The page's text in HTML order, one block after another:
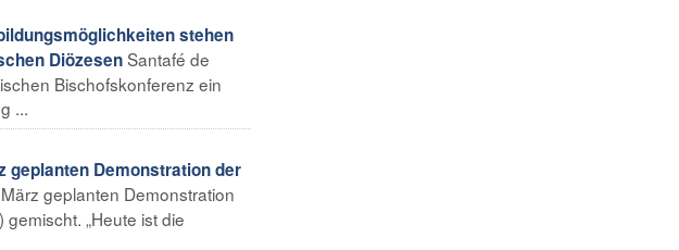
stehen
DiözesenSantafé de
Bischofskonferenz ein
...
geplanten Demonstration der
geplanten Demonstration
„Heute ist die